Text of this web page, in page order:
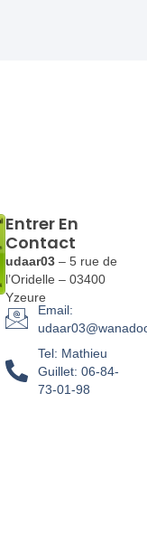
Entrer En
Contact
udaar03 – 5 rue de
l’Oridelle – 03400
Yzeure
Email:
Tel: Mathieu
Guillet: 06-84-
73-01-98